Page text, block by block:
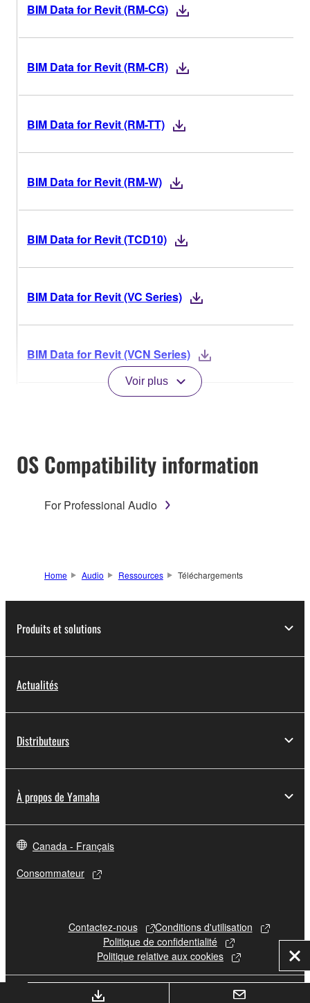
BIM Data for Revit (RM-CG)
BIM Data for Revit (RM-CR)
BIM Data for Revit (RM-TT)
BIM Data for Revit (RM-W)
BIM Data for Revit (TCD10)
BIM Data for Revit (VC Series)
BIM Data for Revit (VCN Series)
Voir plus
OS Compatibility information
For Professional Audio
Home Audio Ressources Téléchargements
Produits et solutions
Actualités
Distributeurs
À propos de Yamaha
Canada - Français
Consommateur
Contactez-nous
Conditions d'utilisation
Politique de confidentialité
Politique relative aux cookies